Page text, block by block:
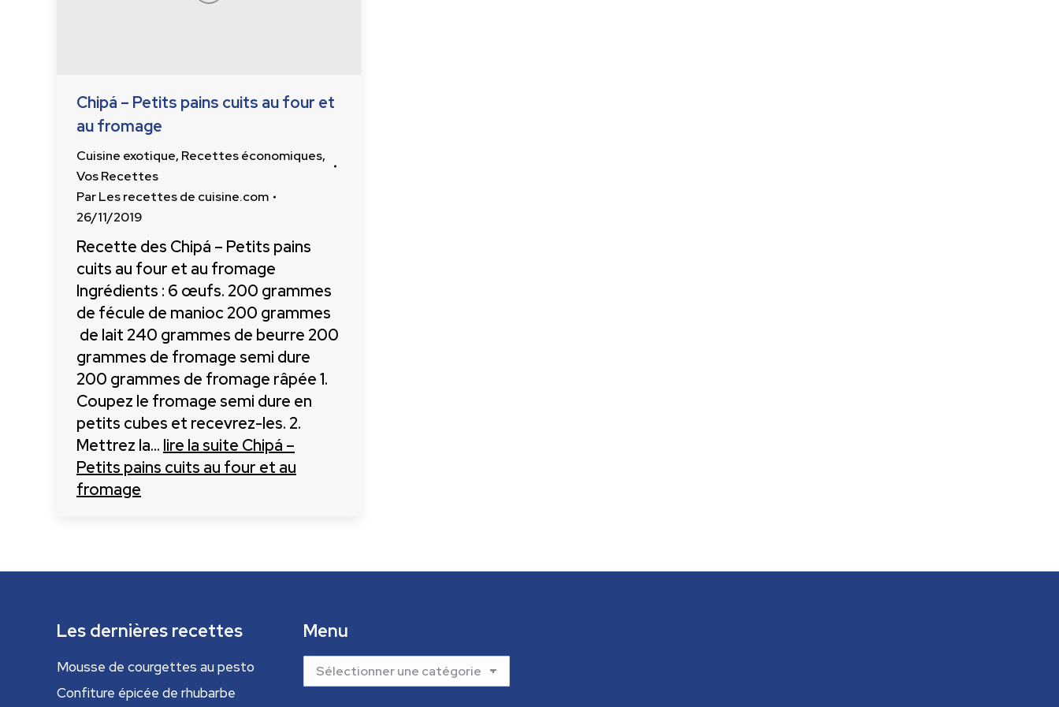
Chipá – Petits pains cuits au four et
au fromage
Cuisine exotique, Recettes économiques,
Vos Recettes
ParLes recettes de cuisine.com
26/11/2019
Recette des Chipá – Petits pains
cuits au four et au fromage
Ingrédients : 6 œufs. 200 grammes
de fécule de manioc 200 grammes
de lait 240 grammes de beurre 200
grammes de fromage semi dure
200 grammes de fromage râpée 1.
Coupez le fromage semi dure en
petits cubes et recevrez-les. 2.
Mettrez la… lire la suite Chipá –
Petits pains cuits au four et au
fromage
Les dernières recettes
Mousse de courgettes au pesto
Confiture épicée de rhubarbe
Menu
Menu